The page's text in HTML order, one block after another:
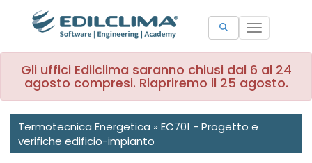
Toggle
navigation
Gli uffici Edilclima saranno chiusi dal 6 al 24
agosto compresi. Riapriremo il 25 agosto.
Termotecnica Energetica » EC701 - Progetto e
verifiche edificio-impianto